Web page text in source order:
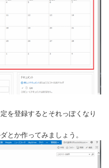
を登録するとそれっぽくなり
とか作ってみましょう。